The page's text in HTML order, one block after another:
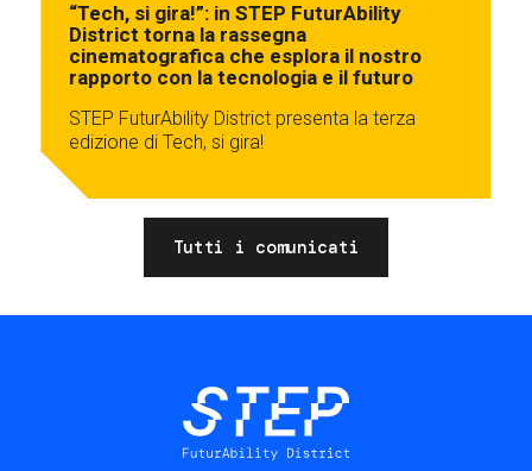
“Tech, si gira!”: in STEP FuturAbility
District torna la rassegna
cinematografica che esplora il nostro
rapporto con la tecnologia e il futuro
STEP FuturAbility District presenta la terza
edizione di Tech, si gira!
Tutti i comunicati